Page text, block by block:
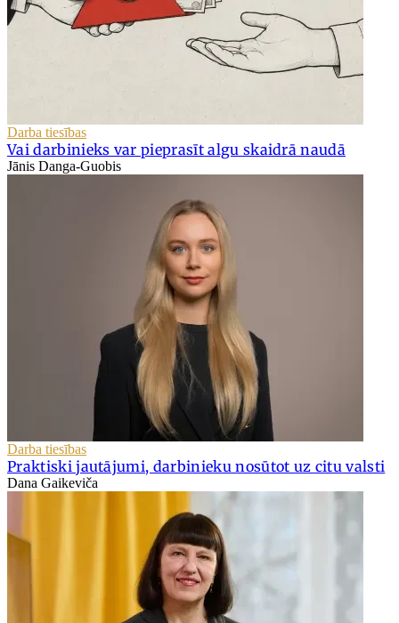
Darba tiesības
Vai darbinieks var pieprasīt algu skaidrā naudā
Jānis Danga-Guobis
Darba tiesības
Praktiski jautājumi, darbinieku nosūtot uz citu valsti
Dana Gaikeviča